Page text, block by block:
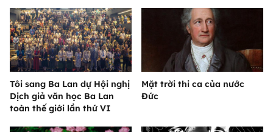
Tôi sang Ba Lan dự Hội nghị
Dịch giả văn học Ba Lan
toàn thế giới lần thứ VI
Mặt trời thi ca của nước
Đức